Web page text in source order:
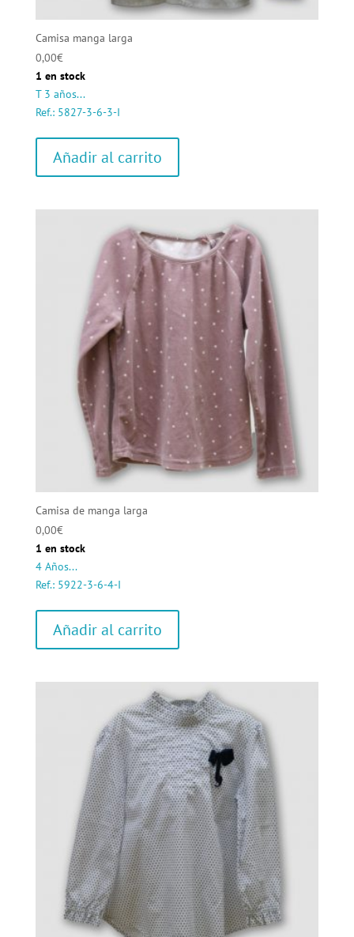
Camisa manga larga
0,00€
1 en stock
T 3 años...
Ref.: 5827-3-6-3-I
Añadir al carrito
Camisa de manga larga
0,00€
1 en stock
4 Años...
Ref.: 5922-3-6-4-I
Añadir al carrito